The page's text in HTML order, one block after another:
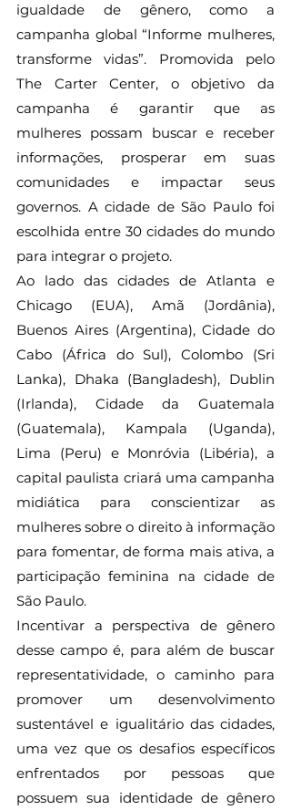
igualdade de gênero, como a
campanha global “Informe mulheres,
transforme vidas”. Promovida pelo
The Carter Center, o objetivo da
campanha é garantir que as
mulheres possam buscar e receber
informações, prosperar em suas
comunidades e impactar seus
governos. A cidade de São Paulo foi
escolhida entre 30 cidades do mundo
para integrar o projeto.
Ao lado das cidades de Atlanta e
Chicago (EUA), Amã (Jordânia),
Buenos Aires (Argentina), Cidade do
Cabo (África do Sul), Colombo (Sri
Lanka), Dhaka (Bangladesh), Dublin
(Irlanda), Cidade da Guatemala
(Guatemala), Kampala (Uganda),
Lima (Peru) e Monróvia (Libéria), a
capital paulista criará uma campanha
midiática para conscientizar as
mulheres sobre o direito à informação
para fomentar, de forma mais ativa, a
participação feminina na cidade de
São Paulo.
Incentivar a perspectiva de gênero
desse campo é, para além de buscar
representatividade, o caminho para
promover um desenvolvimento
sustentável e igualitário das cidades,
uma vez que os desafios específicos
enfrentados por pessoas que
possuem sua identidade de gênero